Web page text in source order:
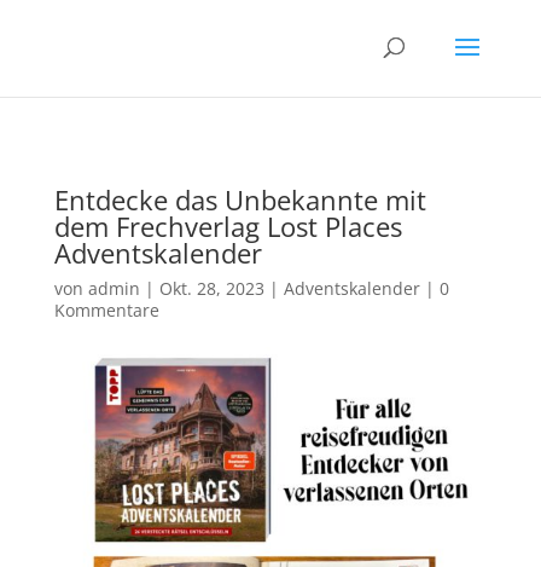
Entdecke das Unbekannte mit
dem Frechverlag Lost Places
Adventskalender
von admin | Okt. 28, 2023 | Adventskalender| 0
Kommentare